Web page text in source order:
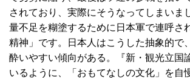
されており、実際にそうなってしまいま
量不足を糊塗するために日本軍で連呼さ
精神」です。日本人はこうした抽象的で
酔いやすい傾向がある。『新・観光立国
いるように、「おもてなしの文化」を自